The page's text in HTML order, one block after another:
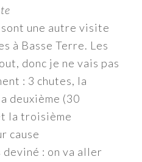
une autre visite
à Basse Terre. Les
donc je ne vais pas
: 3 chutes, la
deuxième (30
la troisième
cause
deviné : on va aller